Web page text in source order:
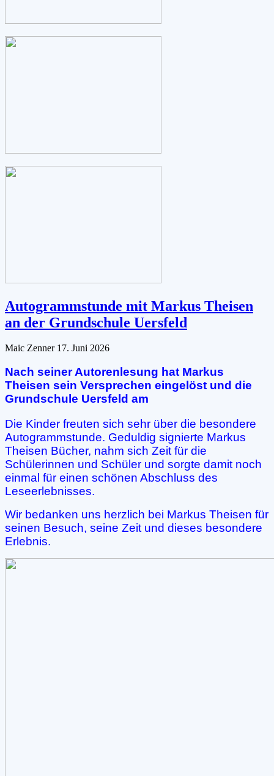
Autogrammstunde mit Markus Theisen
an der Grundschule Uersfeld
Maic Zenner 17. Juni 2026
Nach seiner Autorenlesung hat Markus
Theisen sein Versprechen eingelöst und die
Grundschule Uersfeld am
Die Kinder freuten sich sehr über die besondere
Autogrammstunde. Geduldig signierte Markus
Theisen Bücher, nahm sich Zeit für die
Schülerinnen und Schüler und sorgte damit noch
einmal für einen schönen Abschluss des
Leseerlebnisses.
Wir bedanken uns herzlich bei Markus Theisen für
seinen Besuch, seine Zeit und dieses besondere
Erlebnis.